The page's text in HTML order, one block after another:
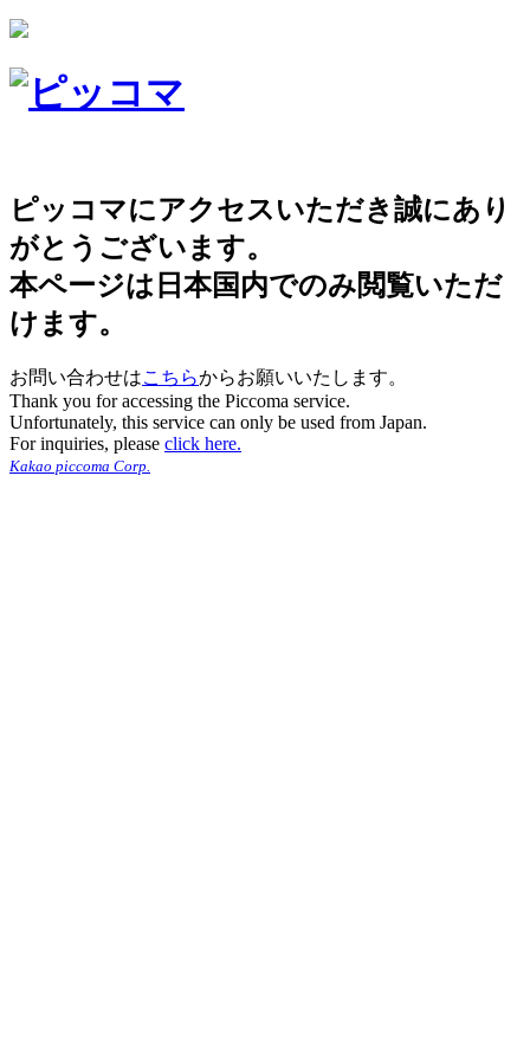
ピッコマにアクセスいただき誠にあり
がとうございます。
本ページは日本国内でのみ閲覧いただ
けます。
お問い合わせはこちらからお願いいたします。
Thank you for accessing the Piccoma service.
Unfortunately, this service can only be used from Japan.
For inquiries, please click here.
Kakao piccoma Corp.